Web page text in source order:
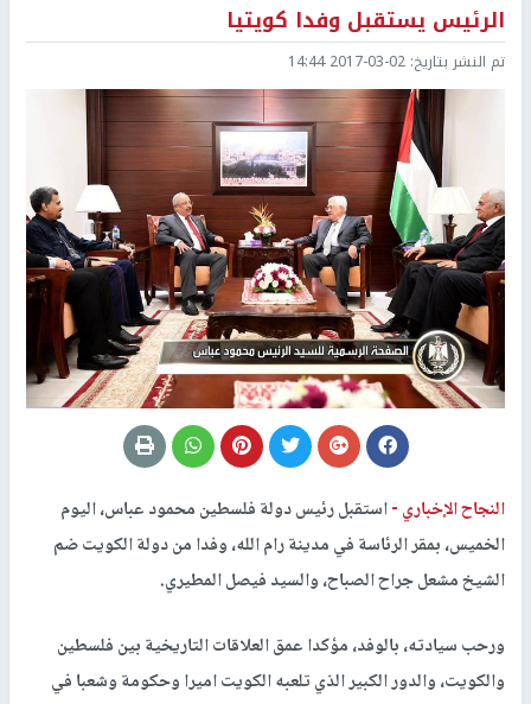
الرئيس يستقبل وفدا كويتيا
تم النشر بتاريخ: 2017-03-02 14:44
النجاح الإخباري -استقبل رئيس دولة فلسطين محمود عباس، اليوم
الخميس، بمقر الرئاسة في مدينة رام الله، وفدا من دولة الكويت ضم
الشيخ مشعل جراح الصباح، والسيد فيصل المطيري.
ورحب سيادته، بالوفد، مؤكدا عمق العلاقات التاريخية بين فلسطين
والكويت، والدور الكبير الذي تلعبه الكويت اميرا وحكومة وشعبا في